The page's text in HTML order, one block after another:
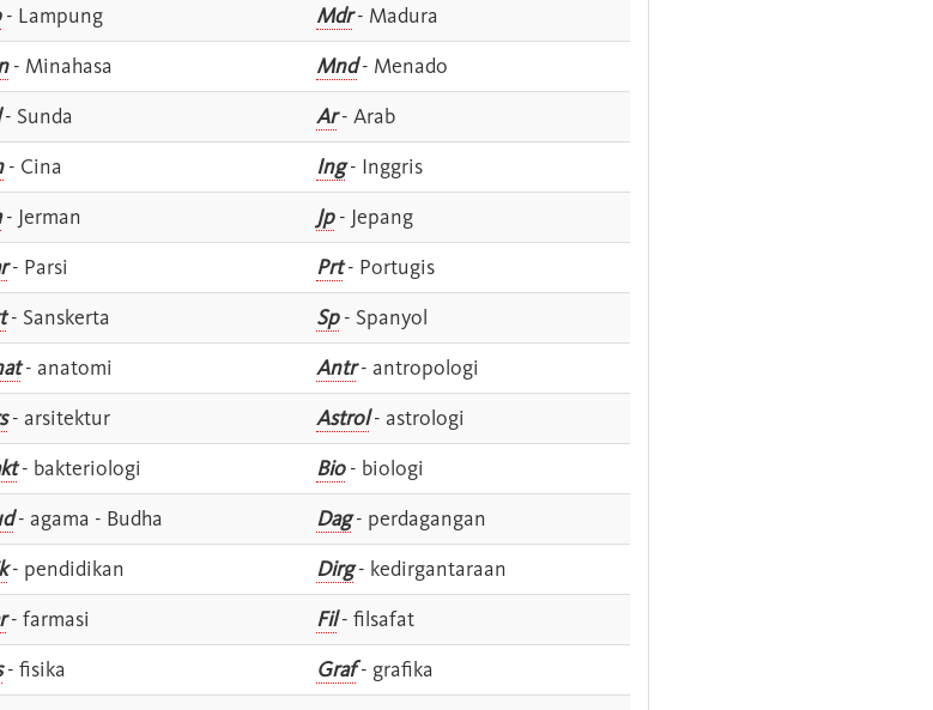
- Lampung Mdr- Madura
- Minahasa Mnd- Menado
- Sunda Ar- Arab
- Cina Ing- Inggris
- Jerman Jp- Jepang
- Parsi Prt- Portugis
- Sanskerta Sp- Spanyol
- anatomi Antr- antropologi
- arsitektur Astrol- astrologi
- bakteriologi Bio- biologi
- agama - Budha Dag- perdagangan
- pendidikan Dirg- kedirgantaraan
- farmasi Fil- filsafat
- fisika Graf- grafika